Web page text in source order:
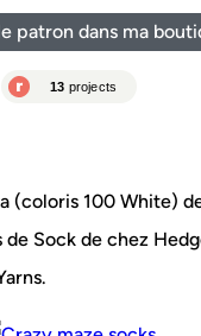
patron dans ma
(coloris 100 White)
Sock de chez